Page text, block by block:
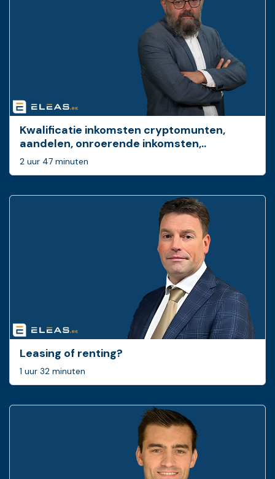
Kwalificatie inkomsten cryptomunten,
aandelen, onroerende inkomsten,..
2 uur 47 minuten
Leasing of renting?
1 uur 32 minuten